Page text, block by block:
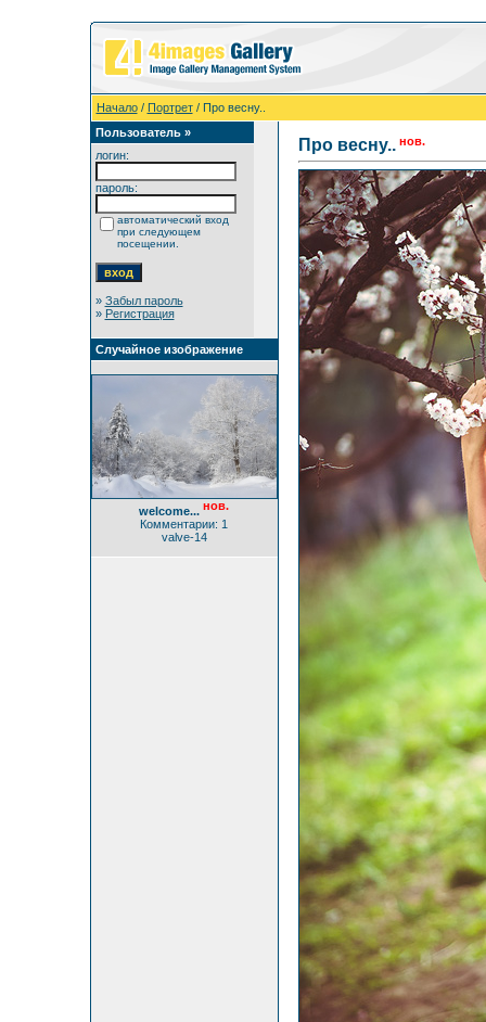
Начало/ Портрет/ Про весну..
Пользователь »
логин:
пароль:
автоматический вход
при следующем
посещении.
» Забыл пароль
» Регистрация
Случайное изображение
welcome... нов.
Комментарии: 1
valve-14
Про весну.. нов.